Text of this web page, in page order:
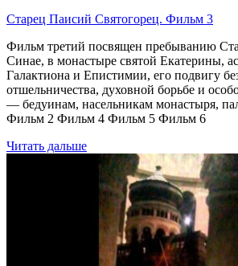
Старец Паисий Святогорец. Фильм 3
Фильм третий посвящен пребыванию
Синае, в монастыре святой Екатерины,
Галактиона и Епистимии, его подвигу
отшельничества, духовной борьбе и
— бедуинам, насельникам монастыря,
Фильм 2 Фильм 4 Фильм 5 Фильм 6
Читать дальше